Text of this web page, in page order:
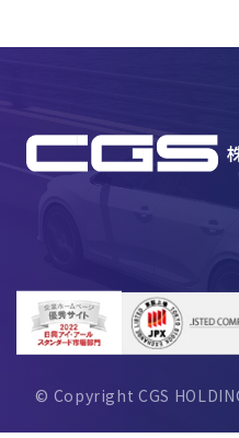
© Copyright CGS